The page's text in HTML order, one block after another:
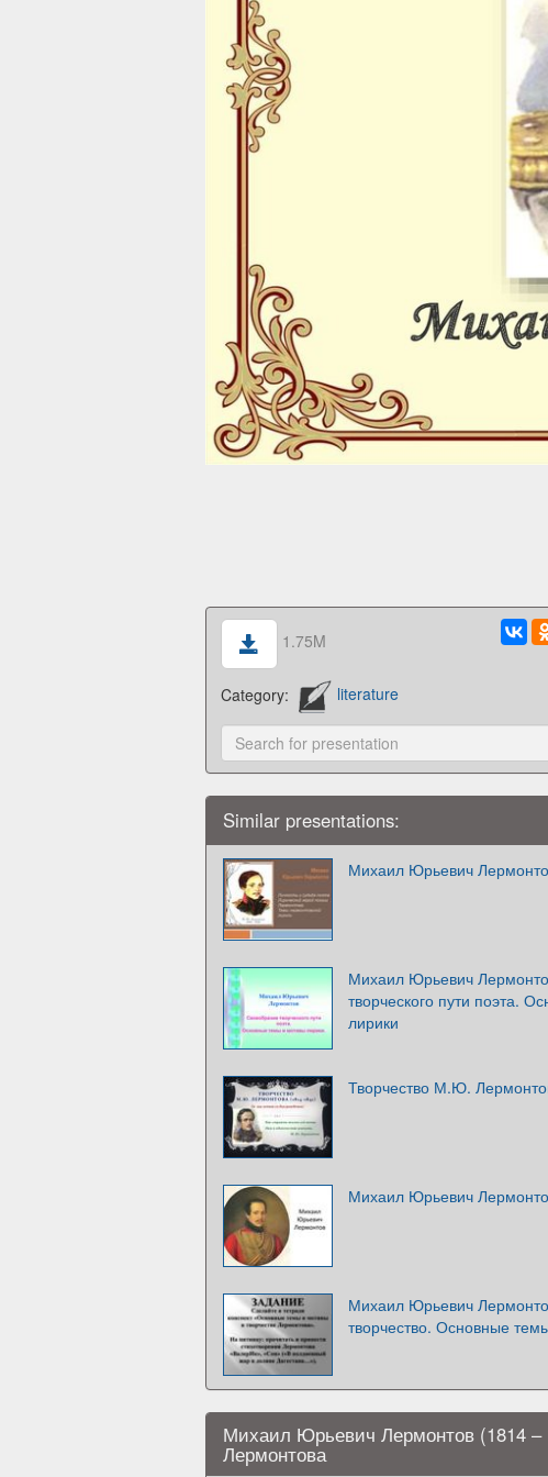
1.75M
Category: literature
Similar presentations:
Михаил Юрьевич
Михаил Юрьевич
творческого пути поэта.
лирики
Творчество М.Ю.
Михаил Юрьевич
Михаил Юрьевич
творчество. Основные
Михаил Юрьевич Лермонтов (1814
Лермонтова